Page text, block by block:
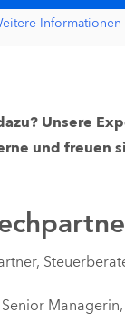
Informationen
Unsere
und freuen
| Senior